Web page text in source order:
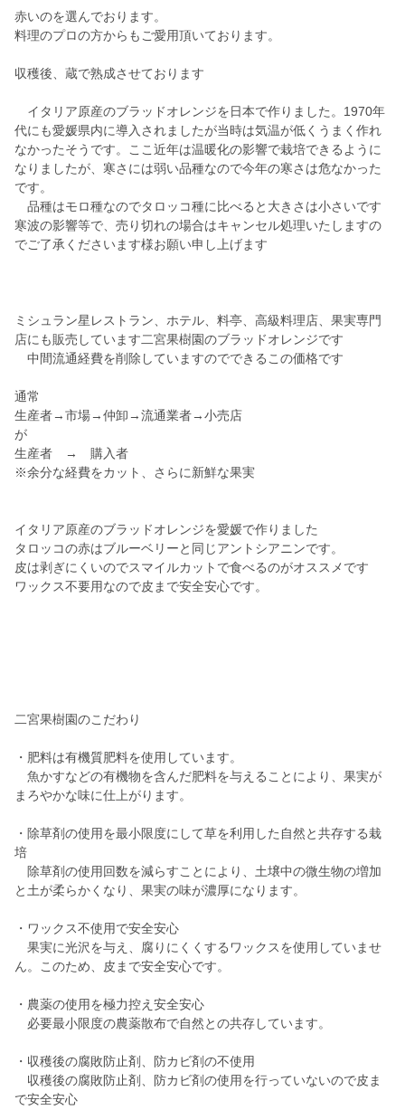
赤いのを選んでおります。
料理のプロの方からもご愛用頂いております。
収穫後、蔵で熟成させております
イタリア原産のブラッドオレンジを日本で作りました。1970年
代にも愛媛県内に導入されましたが当時は気温が低くうまく作れ
なかったそうです。ここ近年は温暖化の影響で栽培できるように
なりましたが、寒さには弱い品種なので今年の寒さは危なかった
です。
品種はモロ種なのでタロッコ種に比べると大きさは小さいです
寒波の影響等で、売り切れの場合はキャンセル処理いたしますの
でご了承くださいます様お願い申し上げます
ミシュラン星レストラン、ホテル、料亭、高級料理店、果実専門
店にも販売しています二宮果樹園のブラッドオレンジです
中間流通経費を削除していますのでできるこの価格です
通常
生産者→市場→仲卸→流通業者→小売店
が
生産者 → 購入者
※余分な経費をカット、さらに新鮮な果実
イタリア原産のブラッドオレンジを愛媛で作りました
タロッコの赤はブルーベリーと同じアントシアニンです。
皮は剥ぎにくいのでスマイルカットで食べるのがオススメです
ワックス不要用なので皮まで安全安心です。
二宮果樹園のこだわり
・肥料は有機質肥料を使用しています。
魚かすなどの有機物を含んだ肥料を与えることにより、果実が
まろやかな味に仕上がります。
・除草剤の使用を最小限度にして草を利用した自然と共存する栽
培
除草剤の使用回数を減らすことにより、土壌中の微生物の増加
と土が柔らかくなり、果実の味が濃厚になります。
・ワックス不使用で安全安心
果実に光沢を与え、腐りにくくするワックスを使用していませ
ん。このため、皮まで安全安心です。
・農薬の使用を極力控え安全安心
必要最小限度の農薬散布で自然との共存しています。
・収穫後の腐敗防止剤、防カビ剤の不使用
収穫後の腐敗防止剤、防カビ剤の使用を行っていないので皮ま
で安全安心